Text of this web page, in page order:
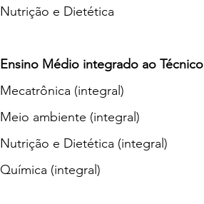
Nutrição e Dietética
Ensino Médio integrado ao Técnico
Mecatrônica (integral)
Meio ambiente (integral)
Nutrição e Dietética (integral)
Química (integral)